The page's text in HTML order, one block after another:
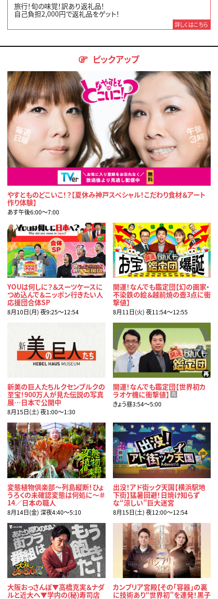
旅行！旬の味覚！訳あり返礼品！
自己負担2,000円で返礼品をゲット！
詳しくはこちら
ピックアップ
やすとものどこいこ！？【夏休み神戸スペシャル！こだわり食材＆アート
作り体験】
あす午後6:00〜7:00
YOUは何しに？＆スーツケースに
つめ込んで＆ニッポン行きたい人
応援団合体SP
8月10日(月) 夜9:25〜12:54
開運！なんでも鑑定団【幻の画家・
不染鉄の絵＆越前焼の壺3点に衝
撃値】
8月11日(火) 夜11:54〜12:55
新美の巨人たちルクセンブルクの
至宝！900万人が見た伝説の写真
展…日本で公開中
8月15日(土) 夜1:00〜1:30
開運！なんでも鑑定団【世界初カ
ラオケ機に衝撃値】 再
きょう昼3:54〜5:00
変態植物倶楽部～列島縦断！ひょ
うろくの未確認変態は何処に～＃
14／日本の職人
8月14日(金) 深夜4:40〜5:10
出没！アド街ック天国【横浜駅地
下街】猛暑回避！日焼け知らず
な“涼しい”巨大迷宮
8月15日(土) 夜12:00〜12:54
大阪おっさんぽ▼高橋克実＆ナダ
ルと近大へ▼学内の(秘)寿司店
カンブリア宮殿【その「容器」の裏
に技術あり“世界初”を連発！黒子